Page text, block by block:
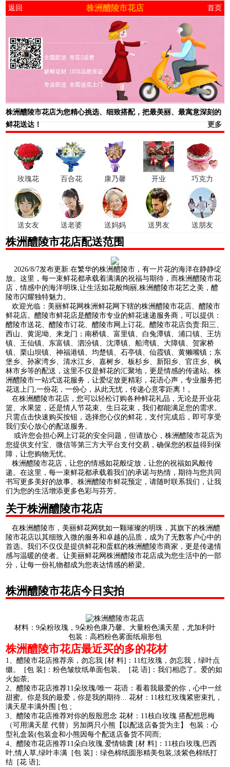
返回 株洲醴陵市花店 首页
株洲醴陵市花店为您精心挑选、细致搭配，把最美丽、最寓意深刻的
鲜花送达！
更多
玫瑰花 百合花 康乃馨 开业 巧克力
送女友 送老婆 送妈妈 送男友 送朋友
株洲醴陵市花店配送范围
2026/8/7发布更新:在繁华的株洲醴陵市，有一片花的海洋在静静绽
放。这里，每一束鲜花都承载着满满的祝福与期待，而株洲醴陵市花
店，情感中的海洋明珠,让生活如花般绚丽,株洲醴陵市花艺之美，醴
陵市闪耀独特魅力。
欢迎光临：美丽鲜花网株洲鲜花网下辖的株洲醴陵市花店、醴陵市
鲜花店。醴陵市鲜花店是醴陵市专业的鲜花速递服务商，可以提供：
醴陵市送花、醴陵市订花、醴陵市网上订花。醴陵市花店负责:阳三、
西山、黄泥坳、来龙门；南桥镇、富里镇、白兔潭镇、浦口镇、王坊
镇、王仙镇、东富镇、泗汾镇、沈潭镇、船湾镇、大障镇、贺家桥
镇、栗山坝镇、神福港镇、均楚镇、石亭镇、仙霞镇、黄獭嘴镇；东
堡乡、孙家湾乡、清水江乡、嘉树乡、板杉乡、新阳乡、官庄乡、枫
林市乡等的配送，这里不仅是鲜花的汇聚地，更是情感的传递站。株
洲醴陵市一站式送花服务，让爱绽放更精彩，花语心声，专业服务把
花送上门,一份花，一份心，从此无忧，传递心意零距离！。
在株洲醴陵市花店，您可以轻松订购各种鲜花礼品，无论是开业花
篮、水果篮，还是情人节花束、生日花束，我们都能满足您的需求。
只需点击快速购买按钮，选择您心仪的鲜花，支付完成后，即可享受
我们安心放心的配送服务。
或许您会担心网上订花的安全问题，但请放心，株洲醴陵市花店为
您提供支付宝、微信等第三方大平台支付交易，确保您的权益得到保
障，让您购物无忧。
株洲醴陵市花店，让您的情感如花般绽放，让您的祝福如风般传
递。在这里，每一束鲜花都承载着我们的承诺与热情，期待与您共同
书写更多美好的故事。株洲醴陵市鲜花预定，请随时联系我们，让我
们为您的生活增添更多色彩与芬芳。
关于株洲醴陵市花店
在株洲醴陵市，美丽鲜花网犹如一颗璀璨的明珠，其旗下的株洲醴
陵市花店以其细致入微的服务和卓越的品质，成为了无数客户心中的
首选。我们不仅仅是提供鲜花和蛋糕的株洲醴陵市商家，更是传递情
感与温暖的使者。让美丽鲜花网株洲醴陵市花店成为您生活中的一部
分，让每一份礼物都成为您表达情感的桥梁。
株洲醴陵市花店今日实拍
材料：9朵粉玫瑰，9朵粉色康乃馨。大量粉色满天星，尤加利叶
包装：高档粉色雾面纸扇形包
株洲醴陵市花店最近买的多的花材
1、醴陵市花店推荐亲，勿忘我 [材 料]：11红玫瑰，勿忘我，绿叶点
缀。 [包 装]：粉色皱纹纸单面包装。 [花 语]：我们相恋了。爱的如
火如荼;
2、醴陵市花店推荐11朵玫瑰/唯一 花语：看着我最爱的你，心中一丝
甜蜜。你是我的最爱，你是我的期待... 花材：11枝红玫瑰紧密束扎，
满天星丰满外围 [包 ;
3、醴陵市花店推荐对你的殷殷思念 花材：11枝白玫瑰 搭配想思梅
（可用满天星 代替）另加两只小熊【以配送店备货为主】 包装：心
型礼盒装(包装盒和小熊因每个配送店备货不同而;
4、醴陵市花店推荐11朵白玫瑰.爱情锦囊 [材 料]：11枝白玫瑰,巴西
叶,情人草,绿叶丰满 [包 装]：绿色棉纸圆形精美包装,淡紫色棉纸打
结 [花 语];